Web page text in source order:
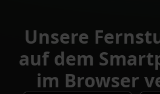
Unsere
auf dem
im Browser